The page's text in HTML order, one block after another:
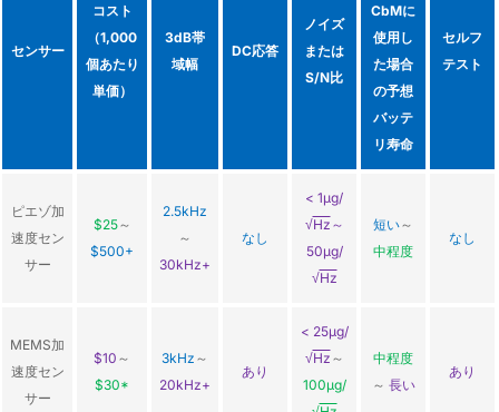
センサー
コスト
（1,000
個あたり
単価）
3dB帯
域幅
DC応答
ノイズ
または
S/N比
CbMに
使用し
た場合
の予想
バッテ
リ寿命
セルフ
テスト
ピエゾ加
速度セン
サー
$25～
$500+
2.5kHz
～
30kHz+
なし
< 1µg/
√Hz ～
50µg/
√Hz
短い～
中程度
なし
MEMS加
速度セン
サー
$10 ～
$30*
3kHz ～
20kHz+
あり
< 25µg/
√Hz ～
100µg/
中程度
～ 長い
あり